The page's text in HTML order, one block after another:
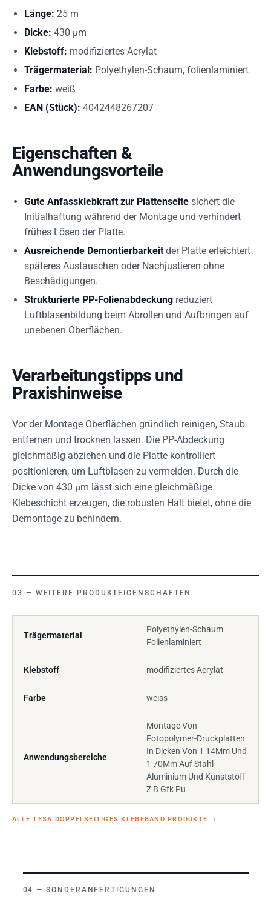
Länge: 25 m
Dicke: 430 µm
Klebstoff: modifiziertes Acrylat
Trägermaterial: Polyethylen-Schaum, folienlaminiert
Farbe: weiß
EAN (Stück): 4042448267207
Eigenschaften &
Anwendungsvorteile
Gute Anfassklebkraft zur Plattenseite sichert die
Initialhaftung während der Montage und verhindert
frühes Lösen der Platte.
Ausreichende Demontierbarkeit der Platte erleichtert
späteres Austauschen oder Nachjustieren ohne
Beschädigungen.
Strukturierte PP-Folienabdeckung reduziert
Luftblasenbildung beim Abrollen und Aufbringen auf
unebenen Oberflächen.
Verarbeitungstipps und
Praxishinweise
Vor der Montage Oberflächen gründlich reinigen, Staub
entfernen und trocknen lassen. Die PP-Abdeckung
gleichmäßig abziehen und die Platte kontrolliert
positionieren, um Luftblasen zu vermeiden. Durch die
Dicke von 430 µm lässt sich eine gleichmäßige
Klebeschicht erzeugen, die robusten Halt bietet, ohne die
Demontage zu behindern.
WEITERE PRODUKTEIGENSCHAFTEN
Trägermaterial
Polyethylen-Schaum
Folienlaminiert
Klebstoff modifiziertes Acrylat
Farbe weiss
Anwendungsbereiche
Montage Von
Fotopolymer-Druckplatten
In Dicken Von 1 14Mm Und
1 70Mm Auf Stahl
Aluminium Und Kunststoff
Z B Gfk Pu
ALLE TESA DOPPELSEITIGES KLEBEBAND PRODUKTE →
SONDERANFERTIGUNGEN